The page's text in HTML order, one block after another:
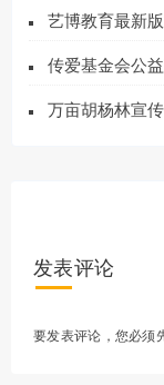
艺博教育最新
传爱基金会公
万亩胡杨林宣
发表评论
要发表评论，您必须